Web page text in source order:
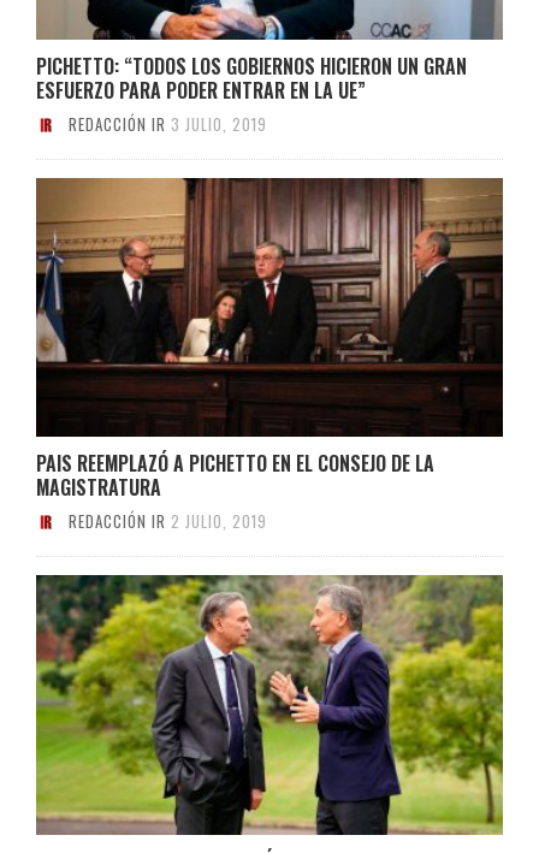
PICHETTO: “TODOS LOS GOBIERNOS HICIERON UN GRAN
ESFUERZO PARA PODER ENTRAR EN LA UE”
REDACCIÓN IR 3 JULIO, 2019
PAIS REEMPLAZÓ A PICHETTO EN EL CONSEJO DE LA
MAGISTRATURA
REDACCIÓN IR 2 JULIO, 2019